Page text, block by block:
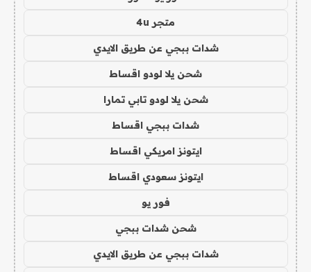
متجر 4u
شدات ببجي عن طريق الايدي
شحن يلا لودو اقساط
شحن يلا لودو تابي تمارا
شدات ببجي اقساط
ايتونز امريكي اقساط
ايتونز سعودي اقساط
فور يو
شحن شدات ببجي
شدات ببجي عن طريق الايدي